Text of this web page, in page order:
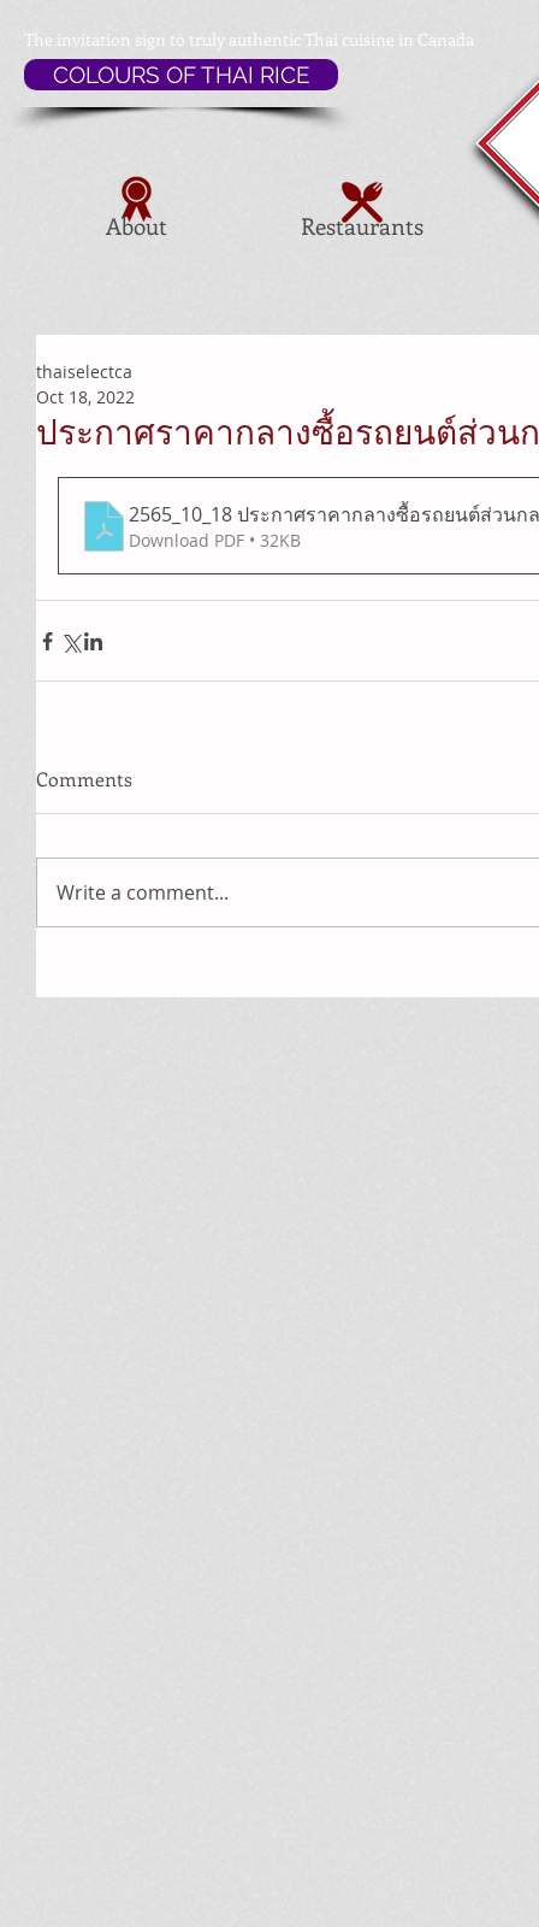
Restaurants
About
The invitation sign to truly authentic Thai cuisine in Canada
COLOURS OF THAI RICE
ประกาศราคากลางซื้อรถยนต์ส่วนก
thaiselectca
Oct 18, 2022
2565_10_18 ประกาศราคากลางซื้อรถยนต์ส่วนก
Download PDF • 32KB
Comments
Write a comment...